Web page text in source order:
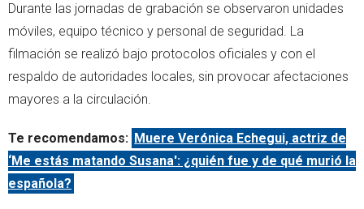
Durante las jornadas de grabación se observaron unidades
móviles, equipo técnico y personal de seguridad. La
filmación se realizó bajo protocolos oficiales y con el
respaldo de autoridades locales, sin provocar afectaciones
mayores a la circulación.
Te recomendamos: Muere Verónica Echegui, actriz de
‘Me estás matando Susana': ¿quién fue y de qué murió la
española?